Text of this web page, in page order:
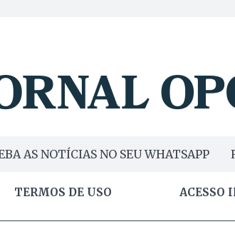
AS NOTÍCIAS NO SEU WHATSAPP
TERMOS DE USO ACESSO